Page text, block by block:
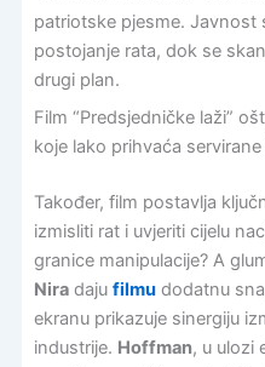
patriotske pjesme. Javnost
postojanje rata, dok se
drugi plan.
Film “Predsjedničke laži”
koje lako prihvaća
Također, film postavlja
izmisliti rat i uvjeriti cijelu
granice manipulacije? A
Niradaju filmudodatnu
ekranu prikazuje sinergiju
industrije. Hoffman, u ulozi